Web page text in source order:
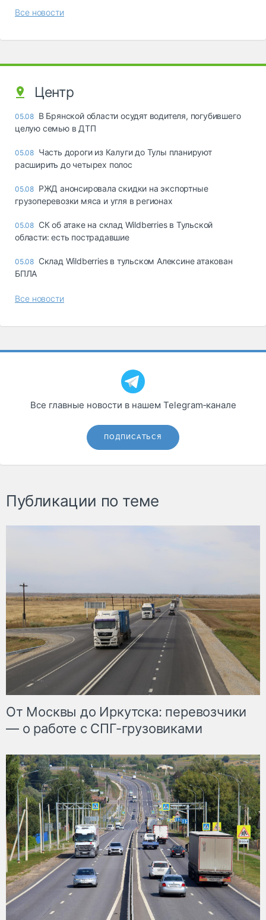
Все новости
Центр
05.08 В Брянской области осудят водителя, погубившего
целую семью в ДТП
05.08 Часть дороги из Калуги до Тулы планируют
расширить до четырех полос
05.08 РЖД анонсировала скидки на экспортные
грузоперевозки мяса и угля в регионах
05.08 СК об атаке на склад Wildberries в Тульской
области: есть пострадавшие
05.08 Склад Wildberries в тульском Алексине атакован
БПЛА
Все новости
Все главные новости в нашем Telegram‑канале
ПОДПИСАТЬСЯ
Публикации по теме
От Москвы до Иркутска: перевозчики
— о работе с СПГ-грузовиками